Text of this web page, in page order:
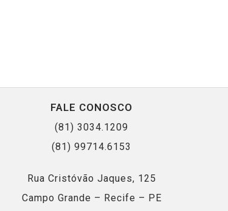
FALE CONOSCO
(81) 3034.1209
(81) 99714.6153
Rua Cristóvão Jaques, 125
Campo Grande – Recife – PE